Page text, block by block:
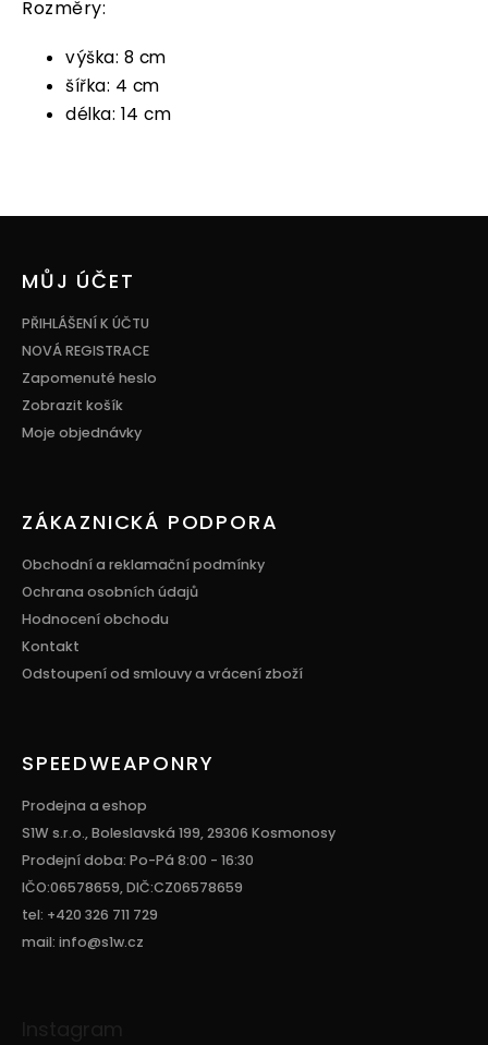
Rozměry:
výška: 8 cm
šířka: 4 cm
délka: 14 cm
MŮJ ÚČET
PŘIHLÁŠENÍ K ÚČTU
NOVÁ REGISTRACE
Zapomenuté heslo
Zobrazit košík
Moje objednávky
ZÁKAZNICKÁ PODPORA
Obchodní a reklamační podmínky
Ochrana osobních údajů
Hodnocení obchodu
Kontakt
Odstoupení od smlouvy a vrácení zboží
SPEEDWEAPONRY
Prodejna a eshop
S1W s.r.o., Boleslavská 199, 29306 Kosmonosy
Prodejní doba: Po-Pá 8:00 - 16:30
IČO:06578659, DIČ:CZ06578659
tel: +420 326 711 729
mail: info@s1w.cz